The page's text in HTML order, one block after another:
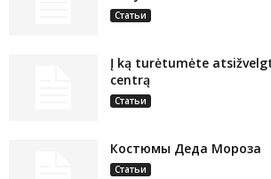
Статьи
Į ką turėtumėte
centrą
Статьи
Костюмы Деда Мороза
Статьи